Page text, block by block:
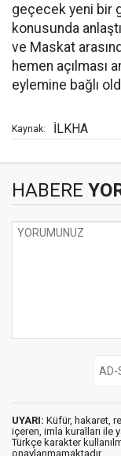
geçecek yeni bir
konusunda
ve Maskat
hemen açılması
eylemine bağlı
Kaynak: İLKHA
HABERE
UYARI: Küfür, hakaret,
içeren, imla kuralları ile
Türkçe karakter
onaylanmamaktadır.